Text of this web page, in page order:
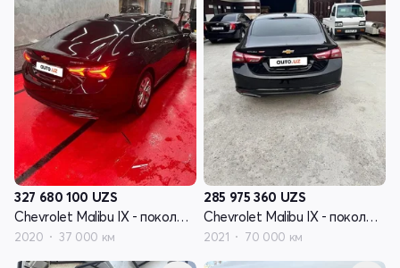
327 680 100 UZS
Chevrolet Malibu IX - поколение рестайлинг
2020 37 000 км
285 975 360 UZS
Chevrolet Malibu IX - поколение рестайлинг
2021 70 000 км